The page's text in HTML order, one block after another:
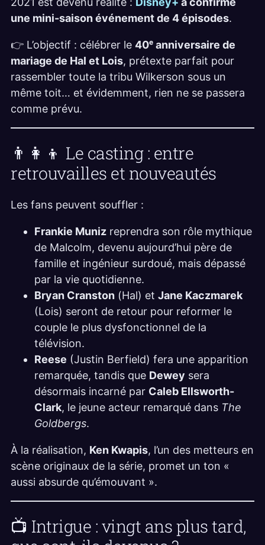
une mini-saison événement de 4 épisodes.
👉 L’objectif : célébrer le 40ᵉ anniversaire de
mariage de Hal et Lois, prétexte parfait pour
rassembler toute la tribu Wilkerson sous un
même toit… et évidemment, rien ne se passera
comme prévu.
👨‍👩‍👦 Le casting : entre
retrouvailles et nouveautés
Les fans peuvent souffler :
Frankie Muniz reprendra son rôle mythique
de Malcolm, devenu aujourd’hui père de
famille et ingénieur surdoué, mais dépassé
par la vie quotidienne.
Bryan Cranston (Hal) et Jane Kaczmarek
(Lois) seront de retour pour reformer le
couple le plus dysfonctionnel de la
télévision.
Reese (Justin Berfield) fera une apparition
remarquée, tandis que Dewey sera
désormais incarné par Caleb Ellsworth-
Clark, le jeune acteur remarqué dans The
Goldbergs.
À la réalisation, Ken Kwapis, l’un des metteurs en
scène originaux de la série, promet un ton «
aussi absurde qu’émouvant ».
📺 Intrigue : vingt ans plus tard,